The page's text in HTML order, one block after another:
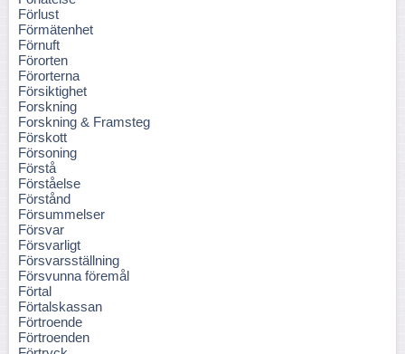
Förlust
Förmätenhet
Förnuft
Förorten
Förorterna
Försiktighet
Forskning
Forskning & Framsteg
Förskott
Försoning
Förstå
Förståelse
Förstånd
Försummelser
Försvar
Försvarligt
Försvarsställning
Försvunna föremål
Förtal
Förtalskassan
Förtroende
Förtroenden